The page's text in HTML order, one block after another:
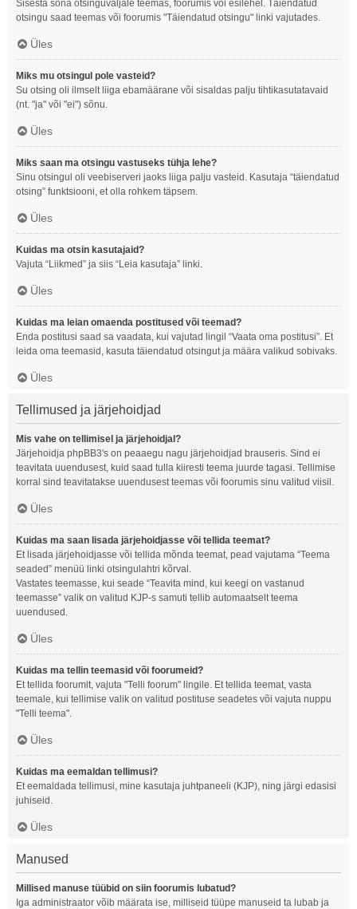
Sisesta sõna otsinguväljale teemas, foorumis või esilehel. Täiendatud
otsingu saad teemas või foorumis "Täiendatud otsingu" linki vajutades.
Üles
Miks mu otsingul pole vasteid?
Su otsing oli ilmselt liiga ebamäärane või sisaldas palju tihtikasutatavaid
(nt. "ja" või "ei") sõnu.
Üles
Miks saan ma otsingu vastuseks tühja lehe?
Sinu otsingul oli veebiserveri jaoks liiga palju vasteid. Kasutaja “täiendatud
otsing” funktsiooni, et olla rohkem täpsem.
Üles
Kuidas ma otsin kasutajaid?
Vajuta “Liikmed” ja siis “Leia kasutaja” linki.
Üles
Kuidas ma leian omaenda postitused või teemad?
Enda postitusi saad sa vaadata, kui vajutad lingil “Vaata oma postitusi”. Et
leida oma teemasid, kasuta täiendatud otsingut ja määra valikud sobivaks.
Üles
Tellimused ja järjehoidjad
Mis vahe on tellimisel ja järjehoidjal?
Järjehoidja phpBB3's on peaaegu nagu järjehoidjad brauseris. Sind ei
teavitata uuendusest, kuid saad tulla kiiresti teema juurde tagasi. Tellimise
korral sind teavitatakse uuendusest teemas või foorumis sinu valitud viisil.
Üles
Kuidas ma saan lisada järjehoidjasse või tellida teemat?
Et lisada järjehoidjasse või tellida mõnda teemat, pead vajutama “Teema
seaded” menüü linki otsingulahtri kõrval.
Vastates teemasse, kui seade “Teavita mind, kui keegi on vastanud
teemasse” valik on valitud KJP-s samuti tellib automaatselt teema
uuendused.
Üles
Kuidas ma tellin teemasid või foorumeid?
Et tellida foorumit, vajuta "Telli foorum" lingile. Et tellida teemat, vasta
teemale, kui tellimise valik on valitud postituse seadetes või vajuta nuppu
"Telli teema".
Üles
Kuidas ma eemaldan tellimusi?
Et eemaldada tellimusi, mine kasutaja juhtpaneeli (KJP), ning järgi edasisi
juhiseid.
Üles
Manused
Millised manuse tüübid on siin foorumis lubatud?
Iga administraator võib määrata ise, milliseid tüüpe manuseid ta lubab ja